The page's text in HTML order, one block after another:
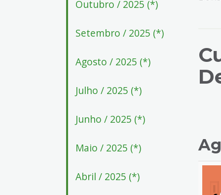
Outubro / 2025 (*)
Setembro / 2025 (*)
Agosto / 2025 (*)
Julho / 2025 (*)
Junho / 2025 (*)
Maio / 2025 (*)
Abril / 2025 (*)